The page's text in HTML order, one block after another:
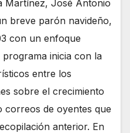
Martínez, José Antonio
breve parón navideño,
con un enfoque
inicia con la
entre los
sobre el crecimiento
correos de oyentes que
anterior. En